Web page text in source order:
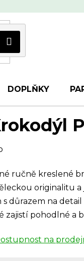
DOPLŇKY
ručně kreslené
originalitu a
s důrazem na
zajistí pohodlné a
na